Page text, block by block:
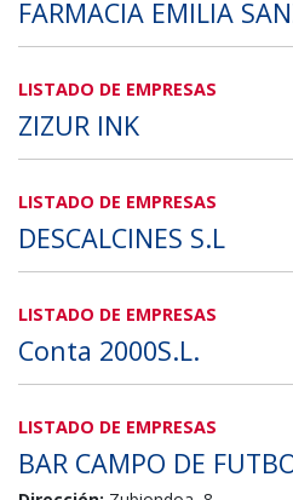
FARMACIA EMILIA
LISTADO DE EMPRESAS
ZIZUR INK
LISTADO DE EMPRESAS
DESCALCINES S.L
LISTADO DE EMPRESAS
Conta 2000S.L.
LISTADO DE EMPRESAS
BAR CAMPO DE